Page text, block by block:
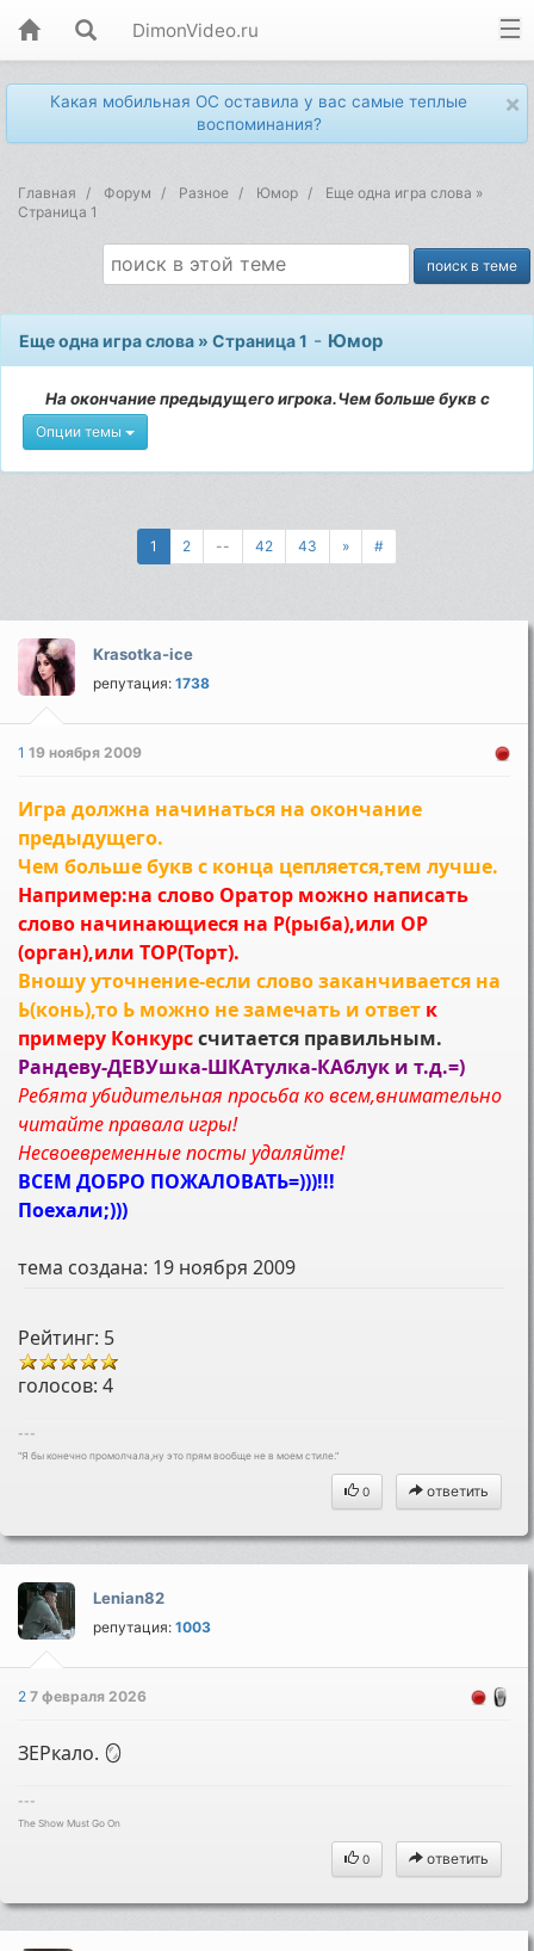
DimonVideo.ru
×
Какая мобильная ОС оставила у вас самые теплые
воспоминания?
Главная Форум Разное Юмор
Еще одна игра слова »
Страница 1
Еще одна игра слова » Страница 1 - Юмор
На окончание предыдущего игрока.Чем больше букв с
Опции темы
1 2 -- 42 43 » #
Krasotka-ice
репутация:1738
119 ноября 2009
Игра должна начинаться на окончание
предыдущего.
Чем больше букв с конца цепляется,тем лучше.
Например:на слово Оратор можно написать
слово начинающиеся на Р(рыба),или ОР
(орган),или ТОР(Торт).
Вношу уточнение-если слово заканчивается на
Ь(конь),то Ь можно не замечать и ответ к
примеру Конкурссчитается правильным.
Рандеву-ДЕВУшка-ШКАтулка-КАблук и т.д.=)
Ребята убидительная просьба ко всем,внимательно
читайте правала игры!
Несвоевременные посты удаляйте!
ВСЕМ ДОБРО ПОЖАЛОВАТЬ=)))!!!
Поехали;)))
тема создана: 19 ноября 2009
Рейтинг: 5
голосов:4
---
"Я бы конечно промолчала,ну это прям вообще не в моем стиле."
0 ответить
Lenian82
репутация:1003
27 февраля 2026
ЗЕРкало. 🪞
---
The Show Must Go On
0 ответить